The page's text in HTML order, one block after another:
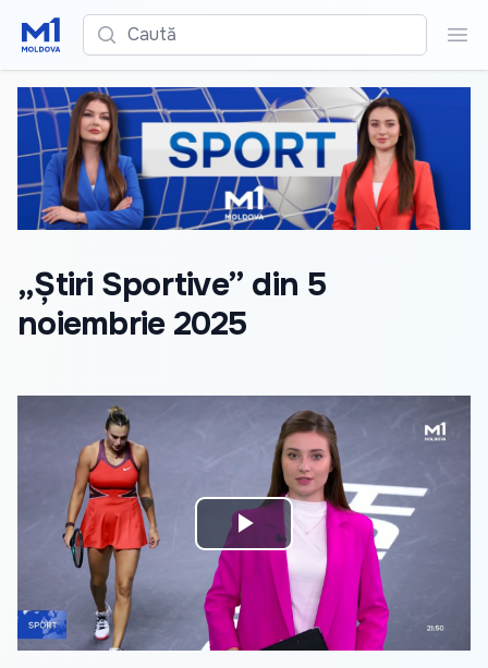
Caută
„Știri Sportive” din 5
noiembrie 2025
Play
Video